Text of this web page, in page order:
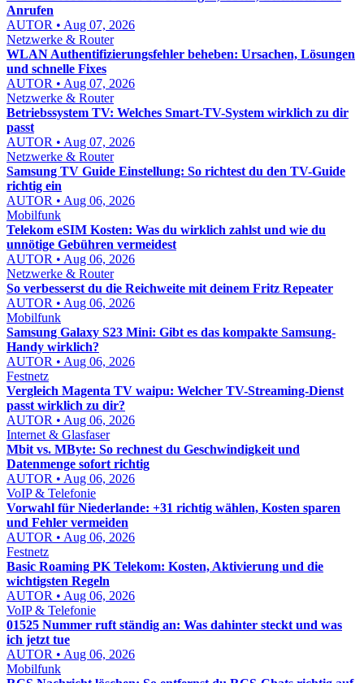
Anrufen
AUTOR • Aug 07, 2026
Netzwerke & Router
WLAN Authentifizierungsfehler beheben: Ursachen, Lösungen
und schnelle Fixes
AUTOR • Aug 07, 2026
Netzwerke & Router
Betriebssystem TV: Welches Smart-TV-System wirklich zu dir
passt
AUTOR • Aug 07, 2026
Netzwerke & Router
Samsung TV Guide Einstellung: So richtest du den TV-Guide
richtig ein
AUTOR • Aug 06, 2026
Mobilfunk
Telekom eSIM Kosten: Was du wirklich zahlst und wie du
unnötige Gebühren vermeidest
AUTOR • Aug 06, 2026
Netzwerke & Router
So verbesserst du die Reichweite mit deinem Fritz Repeater
AUTOR • Aug 06, 2026
Mobilfunk
Samsung Galaxy S23 Mini: Gibt es das kompakte Samsung-
Handy wirklich?
AUTOR • Aug 06, 2026
Festnetz
Vergleich Magenta TV waipu: Welcher TV-Streaming-Dienst
passt wirklich zu dir?
AUTOR • Aug 06, 2026
Internet & Glasfaser
Mbit vs. MByte: So rechnest du Geschwindigkeit und
Datenmenge sofort richtig
AUTOR • Aug 06, 2026
VoIP & Telefonie
Vorwahl für Niederlande: +31 richtig wählen, Kosten sparen
und Fehler vermeiden
AUTOR • Aug 06, 2026
Festnetz
Basic Roaming PK Telekom: Kosten, Aktivierung und die
wichtigsten Regeln
AUTOR • Aug 06, 2026
VoIP & Telefonie
01525 Nummer ruft ständig an: Was dahinter steckt und was
ich jetzt tue
AUTOR • Aug 06, 2026
Mobilfunk